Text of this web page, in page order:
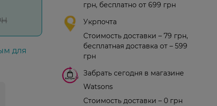
для
грн, бесплатно от 699 грн
Укрпочта
Стоимость доставки – 79 грн,
бесплатная доставка от – 599
грн
Забрать сегодня в магазине
Watsons
Стоимость доставки – 0 грн